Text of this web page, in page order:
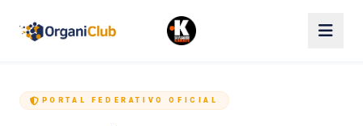
PORTAL FEDERATIVO OFICIAL